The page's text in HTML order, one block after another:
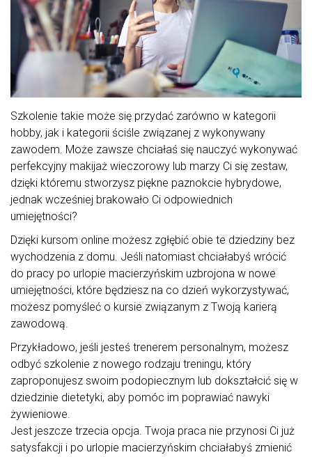
Szkolenie takie może się przydać zarówno w kategorii
hobby, jak i kategorii ściśle związanej z wykonywany
zawodem. Może zawsze chciałaś się nauczyć wykonywać
perfekcyjny makijaż wieczorowy lub marzy Ci się zestaw,
dzięki któremu stworzysz piękne paznokcie hybrydowe,
jednak wcześniej brakowało Ci odpowiednich
umiejętności?
Dzięki kursom online możesz zgłębić obie te dziedziny bez
wychodzenia z domu. Jeśli natomiast chciałabyś wrócić
do pracy po urlopie macierzyńskim uzbrojona w nowe
umiejętności, które będziesz na co dzień wykorzystywać,
możesz pomyśleć o kursie związanym z Twoją karierą
zawodową.
Przykładowo, jeśli jesteś trenerem personalnym, możesz
odbyć szkolenie z nowego rodzaju treningu, który
zaproponujesz swoim podopiecznym lub dokształcić się w
dziedzinie dietetyki, aby pomóc im poprawiać nawyki
żywieniowe.
Jest jeszcze trzecia opcja. Twoja praca nie przynosi Ci już
satysfakcji i po urlopie macierzyńskim chciałabyś zmienić